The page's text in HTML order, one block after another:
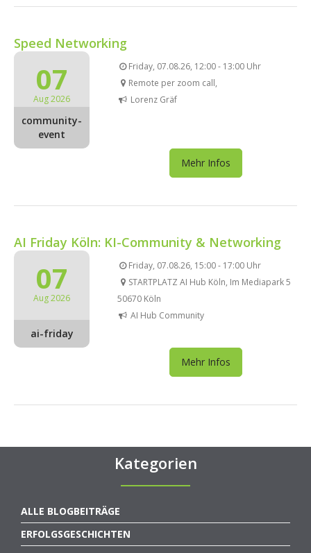
Speed Networking
07
Aug 2026
community-
event
Friday, 07.08.26, 12:00 - 13:00 Uhr
Remote per zoom call,
Lorenz Gräf
Mehr Infos
AI Friday Köln: KI-Community & Networking
07
Aug 2026
ai-friday
Friday, 07.08.26, 15:00 - 17:00 Uhr
STARTPLATZ AI Hub Köln, Im Mediapark 5
50670 Köln
AI Hub Community
Mehr Infos
Kategorien
ALLE BLOGBEITRÄGE
ERFOLGSGESCHICHTEN